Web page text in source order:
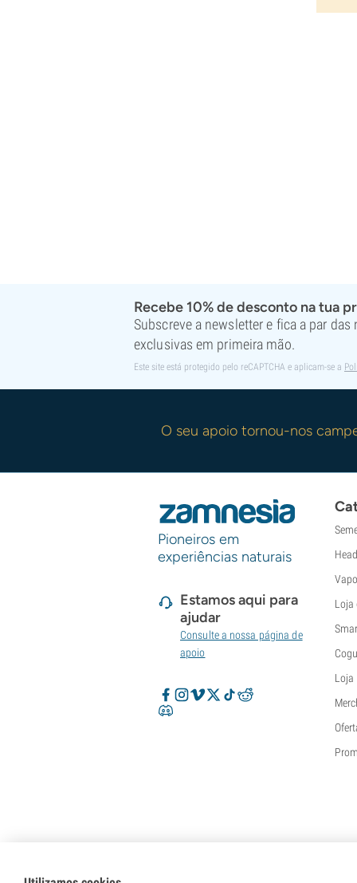
Recebe 10% de desconto na tua
Subscreve a newsletter e fica a par
exclusivas em primeira mão.
Este site está protegido pelo reCAPTCHA e aplicam-se a
O seu apoio tornou-nos
Pioneiros em
experiências naturais
Estamos aqui para
ajudar
Consulte a nossa página de
apoio
Loja
Loja